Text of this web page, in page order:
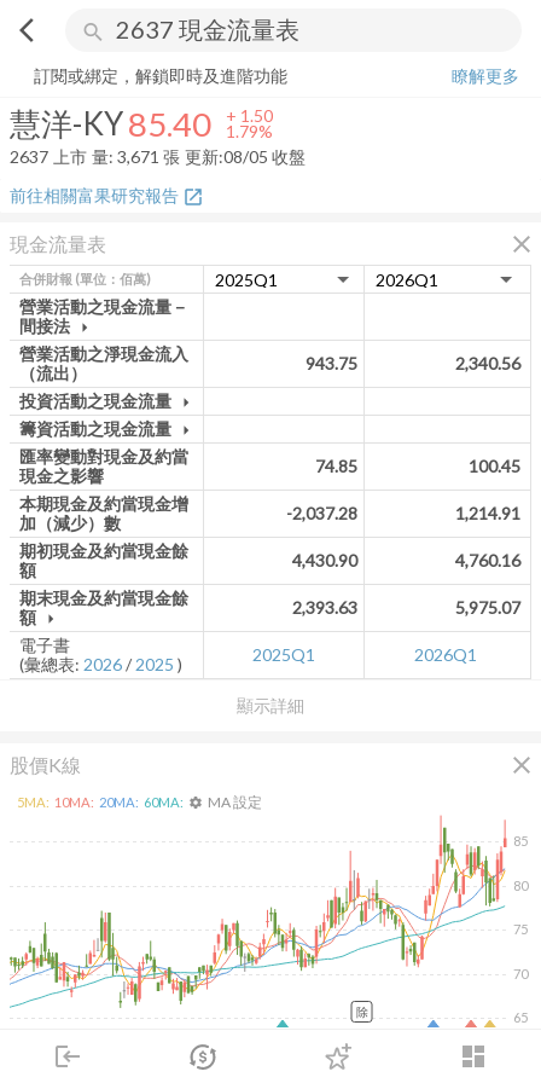
arrow_back_ios search
login dashboard
市場 登入
慧洋-KY 85.40+1.79%
訂閱或綁定，解鎖即時及進階功能
瞭解更多
慧洋-KY85.40 + 1.50
1.79%
2637 上市 量: 3,671 張 更新:08/05 收盤
前往相關富果研究報告 open_in_new
現金流量表 close
顯示詳細
合併財報 (單位：佰萬)
營業活動之現金流量－
間接法 arrow_drop_down
營業活動之淨現金流入
（流出）
943.75
2,340.56
投資活動之現金流量 arrow_drop_down
籌資活動之現金流量 arrow_drop_down
匯率變動對現金及約當
現金之影響
74.85
100.45
本期現金及約當現金增
加（減少）數
-2,037.28
1,214.91
期初現金及約當現金餘
額
4,430.90
4,760.16
期末現金及約當現金餘
額 arrow_drop_down
2,393.63
5,975.07
電子書
(彙總表: 2026/ 2025 ) 2025Q1 2026Q1
股價K線 close
65
70
75
80
85
5MA: 10MA: 20MA: 60MA: settings MA 設定
除